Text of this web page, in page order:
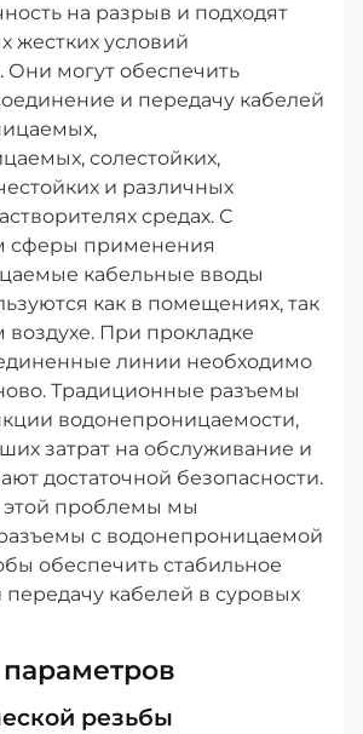
на разрыв и подходят
жестких условий
Они могут обеспечить
и передачу кабелей
солестойких,
и различных
средах. С
сферы применения
кабельные вводы
как в помещениях, так
воздухе. При прокладке
линии необходимо
Традиционные разъемы
водонепроницаемости,
затрат на обслуживание и
достаточной безопасности.
проблемы мы
с водонепроницаемой
обеспечить стабильное
кабелей в суровых
резьбы